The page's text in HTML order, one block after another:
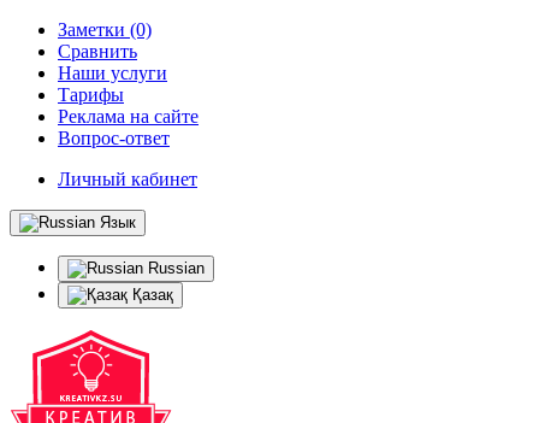
Заметки (0)
Сравнить
Наши услуги
Тарифы
Реклама на сайте
Вопрос-ответ
Личный кабинет
Язык
Russian
Қазақ